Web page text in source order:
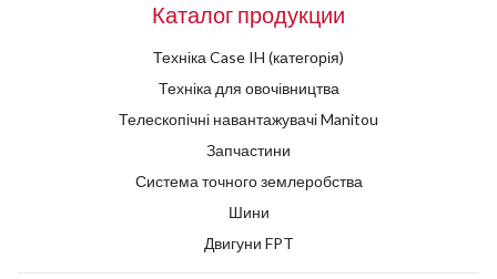
Каталог продукции
Техніка Case IH (категорія)
Техніка для овочівництва
Телескопічні навантажувачі Manitou
Запчастини
Система точного землеробства
Шини
Двигуни FPT